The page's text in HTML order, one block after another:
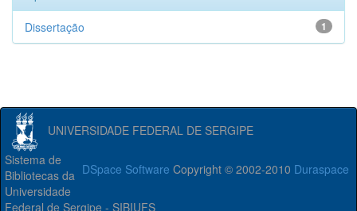
1
Dissertação
UNIVERSIDADE FEDERAL DE SERGIPE
DSpace Software Copyright © 2002-2010 Duraspace
Sistema de
Bibliotecas da
Universidade
Federal de Sergipe - SIBIUFS